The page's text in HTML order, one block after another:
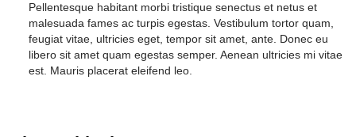
Pellentesque habitant morbi tristique senectus et netus et
malesuada fames ac turpis egestas. Vestibulum tortor quam,
feugiat vitae, ultricies eget, tempor sit amet, ante. Donec eu
libero sit amet quam egestas semper. Aenean ultricies mi vitae
est. Mauris placerat eleifend leo.